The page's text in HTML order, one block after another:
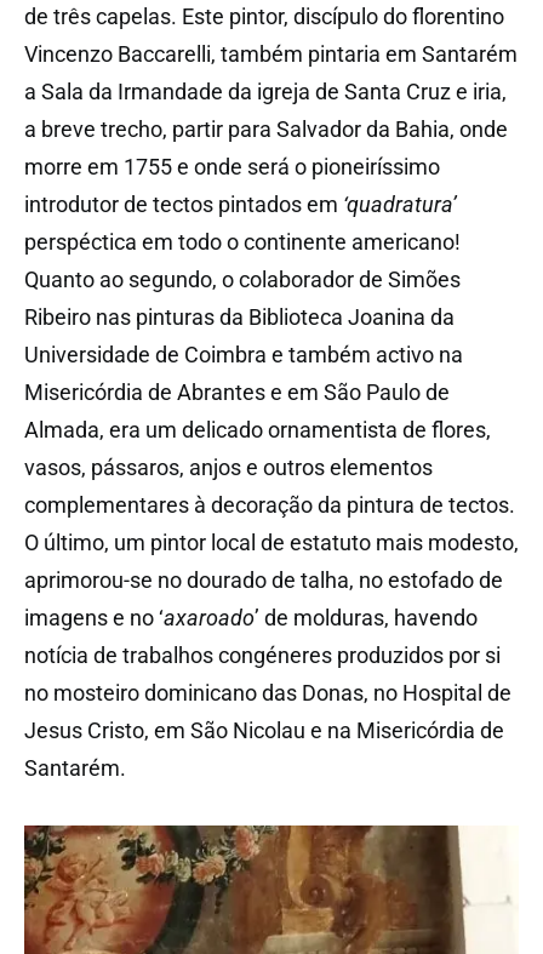
de três capelas. Este pintor, discípulo do florentino
Vincenzo Baccarelli, também pintaria em Santarém
a Sala da Irmandade da igreja de Santa Cruz e iria,
a breve trecho, partir para Salvador da Bahia, onde
morre em 1755 e onde será o pioneiríssimo
introdutor de tectos pintados em ‘quadratura’
perspéctica em todo o continente americano!
Quanto ao segundo, o colaborador de Simões
Ribeiro nas pinturas da Biblioteca Joanina da
Universidade de Coimbra e também activo na
Misericórdia de Abrantes e em São Paulo de
Almada, era um delicado ornamentista de flores,
vasos, pássaros, anjos e outros elementos
complementares à decoração da pintura de tectos.
O último, um pintor local de estatuto mais modesto,
aprimorou-se no dourado de talha, no estofado de
imagens e no ‘axaroado’ de molduras, havendo
notícia de trabalhos congéneres produzidos por si
no mosteiro dominicano das Donas, no Hospital de
Jesus Cristo, em São Nicolau e na Misericórdia de
Santarém.